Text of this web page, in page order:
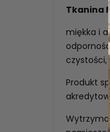
Tkanina
miękka i
czystości,
Produkt